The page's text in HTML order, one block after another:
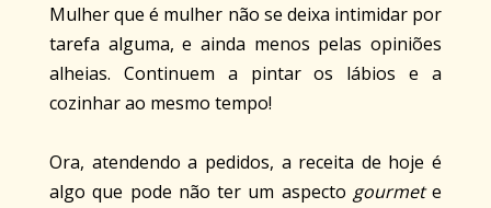
Mulher que é mulher não se deixa intimidar por
tarefa alguma, e ainda menos pelas opiniões
alheias. Continuem a pintar os lábios e a
cozinhar ao mesmo tempo!
Ora, atendendo a pedidos, a receita de hoje é
algo que pode não ter um aspecto gourmete